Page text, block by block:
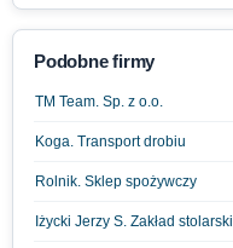
Podobne firmy
TM Team. Sp. z o.o.
Koga. Transport drobiu
Rolnik. Sklep spożywczy
Iżycki Jerzy S. Zakład stolarski